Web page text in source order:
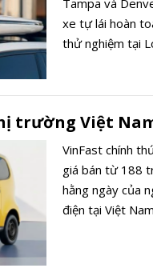
Tampa và
xe tự lái hoàn
thử nghiệm tại
trường Việt
VinFast chính
giá bán từ 188
hằng ngày của
điện tại Việt